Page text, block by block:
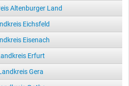
Altenburger Land
Eichsfeld
Eisenach
Erfurt
Gera